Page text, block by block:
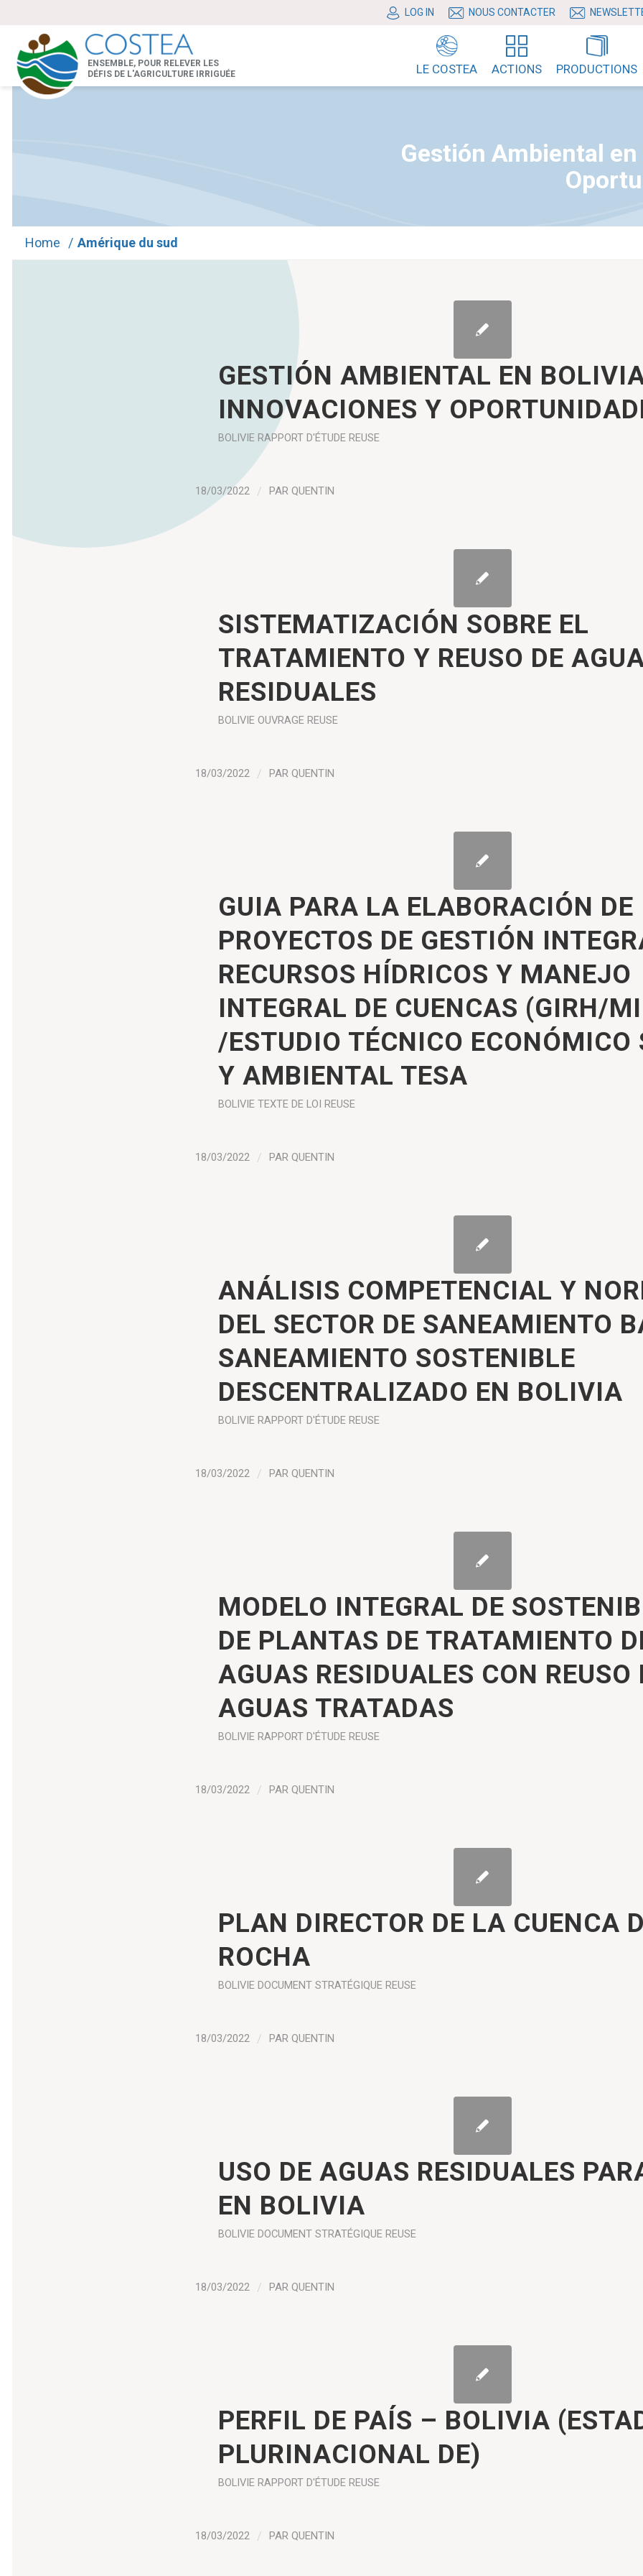
LOG IN NOUS CONTACTER
ENSEMBLE, POUR RELEVER LES
DÉFIS DE L'AGRICULTURE IRRIGUÉE
LE COSTEA ACTIONS PRODUCTIONS
Gestión Ambiental
Home / Amérique du sud
GESTIÓN AMBIENTAL EN
INNOVACIONES Y
BOLIVIE RAPPORT D'ÉTUDE REUSE
18/03/2022 / PAR QUENTIN
SISTEMATIZACIÓN SOBRE EL
TRATAMIENTO Y REUSO DE
RESIDUALES
BOLIVIE OUVRAGE REUSE
18/03/2022 / PAR QUENTIN
GUIA PARA LA ELABORACIÓN DE
PROYECTOS DE GESTIÓN
RECURSOS HÍDRICOS Y MANEJO
INTEGRAL DE CUENCAS (GIRH/
/ESTUDIO TÉCNICO ECONÓMICO
Y AMBIENTAL TESA
BOLIVIE TEXTE DE LOI REUSE
18/03/2022 / PAR QUENTIN
ANÁLISIS COMPETENCIAL Y
DEL SECTOR DE SANEAMIENTO
SANEAMIENTO SOSTENIBLE
DESCENTRALIZADO EN BOLIVIA
BOLIVIE RAPPORT D'ÉTUDE REUSE
18/03/2022 / PAR QUENTIN
MODELO INTEGRAL DE
DE PLANTAS DE TRATAMIENTO
AGUAS RESIDUALES CON REUSO
AGUAS TRATADAS
BOLIVIE RAPPORT D'ÉTUDE REUSE
18/03/2022 / PAR QUENTIN
PLAN DIRECTOR DE LA CUENCA
ROCHA
BOLIVIE DOCUMENT STRATÉGIQUE REUSE
18/03/2022 / PAR QUENTIN
USO DE AGUAS RESIDUALES
EN BOLIVIA
BOLIVIE DOCUMENT STRATÉGIQUE REUSE
18/03/2022 / PAR QUENTIN
PERFIL DE PAÍS – BOLIVIA
PLURINACIONAL DE)
BOLIVIE RAPPORT D'ÉTUDE REUSE
18/03/2022 / PAR QUENTIN